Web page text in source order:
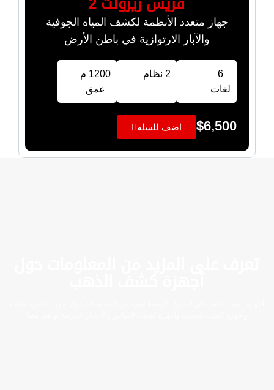
فريش ريزولت 2
جهاز متعدد الأنظمة لكشف المياه الجوفية
والآبار الارتوازية في باطن الأرض
6
لغات
2 نظام
1200 م
عمق
$6,500 اضف للسلة